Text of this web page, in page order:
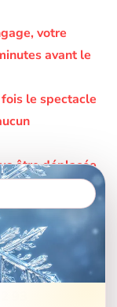
votre
avant le
le spectacle
être déplacée
- Toulouse
93